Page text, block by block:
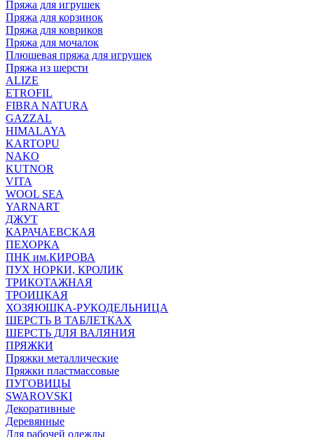
Пряжа для игрушек
Пряжа для корзинок
Пряжа для ковриков
Пряжа для мочалок
Плюшевая пряжа для игрушек
Пряжа из шерсти
ALIZE
ETROFIL
FIBRA NATURA
GAZZAL
HIMALAYA
KARTOPU
NAKO
KUTNOR
VITA
WOOL SEA
YARNART
ДЖУТ
КАРАЧАЕВСКАЯ
ПЕХОРКА
ПНК им.КИРОВА
ПУХ НОРКИ, КРОЛИК
ТРИКОТАЖНАЯ
ТРОИЦКАЯ
ХОЗЯЮШКА-РУКОДЕЛЬНИЦА
ШЕРСТЬ В ТАБЛЕТКАХ
ШЕРСТЬ ДЛЯ ВАЛЯНИЯ
ПРЯЖКИ
Пряжки металлические
Пряжки пластмассовые
ПУГОВИЦЫ
SWAROVSKI
Декоративные
Деревянные
Для рабочей одежды